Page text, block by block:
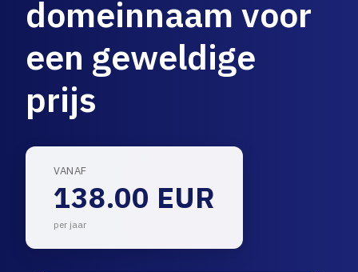
domeinnaam voor
een geweldige
prijs
VANAF
138.00 EUR
per jaar